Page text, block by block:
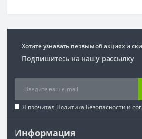
Хотите узнавать первым об акциях и
Подпишитесь на нашу рассылку
Я прочитал Политика Безопасности и
Информация